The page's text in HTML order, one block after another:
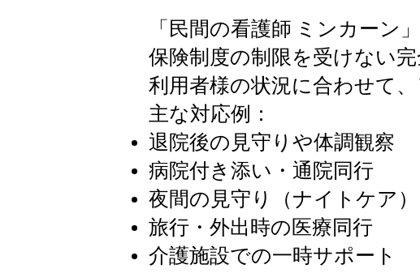
「民間の看護師 ミンカーン」
保険制度の制限を受けない
利用者様の状況に合わせて
主な対応例：
退院後の見守りや体調観察
病院付き添い・通院同行
夜間の見守り（ナイトケア）
旅行・外出時の医療同行
介護施設での一時サポート